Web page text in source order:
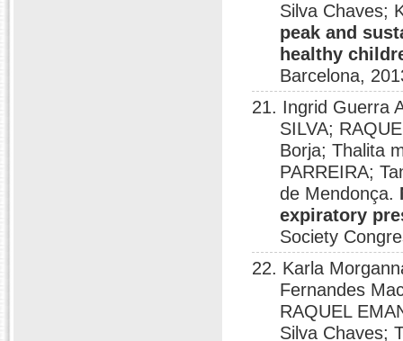
Silva Chaves;
peak and
healthy
Barcelona,
21. Ingrid Guerra
SILVA;
Borja; Thalita
PARREIRA;
de Mendonça.
expiratory
Society
22. Karla
Fernandes
RAQUEL
Silva Chaves;